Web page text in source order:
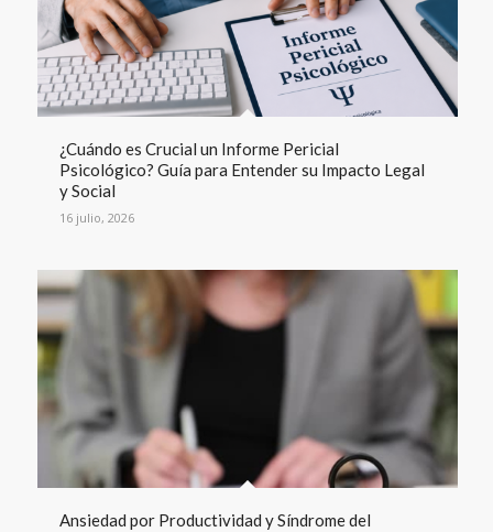
¿Cuándo es Crucial un Informe Pericial
Psicológico? Guía para Entender su Impacto Legal
y Social
16 julio, 2026
Ansiedad por Productividad y Síndrome del